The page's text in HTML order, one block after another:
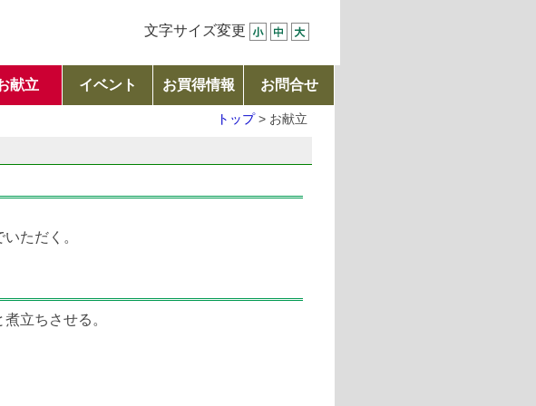
文字サイズ変更
献立 イベント お買得情報 お問合せ
トップ> お献立
ただく。
立ちさせる。